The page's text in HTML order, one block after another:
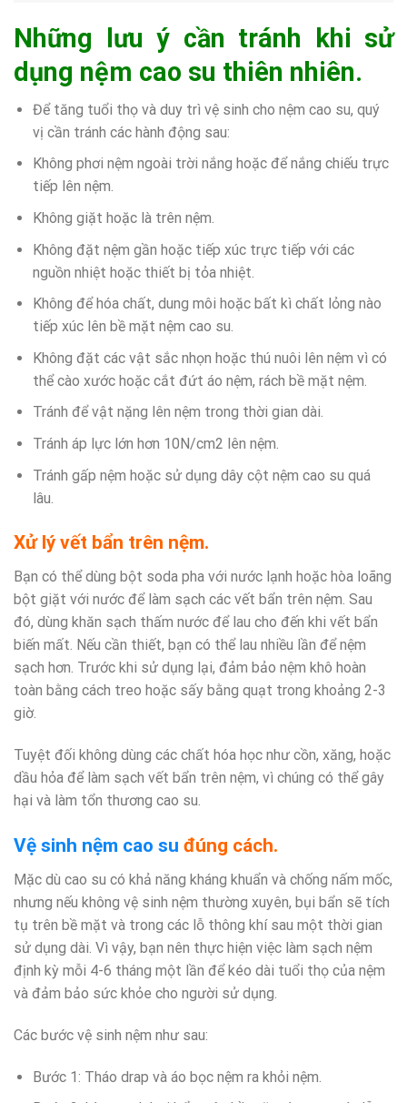
Những lưu ý cần tránh khi sử
dụng nệm cao su thiên nhiên.
Để tăng tuổi thọ và duy trì vệ sinh cho nệm cao su, quý
vị cần tránh các hành động sau:
Không phơi nệm ngoài trời nắng hoặc để nắng chiếu trực
tiếp lên nệm.
Không giặt hoặc là trên nệm.
Không đặt nệm gần hoặc tiếp xúc trực tiếp với các
nguồn nhiệt hoặc thiết bị tỏa nhiệt.
Không để hóa chất, dung môi hoặc bất kì chất lỏng nào
tiếp xúc lên bề mặt nệm cao su.
Không đặt các vật sắc nhọn hoặc thú nuôi lên nệm vì có
thể cào xước hoặc cắt đứt áo nệm, rách bề mặt nệm.
Tránh để vật nặng lên nệm trong thời gian dài.
Tránh áp lực lớn hơn 10N/cm2 lên nệm.
Tránh gấp nệm hoặc sử dụng dây cột nệm cao su quá
lâu.
Xử lý vết bẩn trên nệm.
Bạn có thể dùng bột soda pha với nước lạnh hoặc hòa loãng
bột giặt với nước để làm sạch các vết bẩn trên nệm. Sau
đó, dùng khăn sạch thấm nước để lau cho đến khi vết bẩn
biến mất. Nếu cần thiết, bạn có thể lau nhiều lần để nệm
sạch hơn. Trước khi sử dụng lại, đảm bảo nệm khô hoàn
toàn bằng cách treo hoặc sấy bằng quạt trong khoảng 2-3
giờ.
Tuyệt đối không dùng các chất hóa học như cồn, xăng, hoặc
dầu hỏa để làm sạch vết bẩn trên nệm, vì chúng có thể gây
hại và làm tổn thương cao su.
Vệ sinh nệm cao su đúng cách.
Mặc dù cao su có khả năng kháng khuẩn và chống nấm mốc,
nhưng nếu không vệ sinh nệm thường xuyên, bụi bẩn sẽ tích
tụ trên bề mặt và trong các lỗ thông khí sau một thời gian
sử dụng dài. Vì vậy, bạn nên thực hiện việc làm sạch nệm
định kỳ mỗi 4-6 tháng một lần để kéo dài tuổi thọ của nệm
và đảm bảo sức khỏe cho người sử dụng.
Các bước vệ sinh nệm như sau:
Bước 1: Tháo drap và áo bọc nệm ra khỏi nệm.